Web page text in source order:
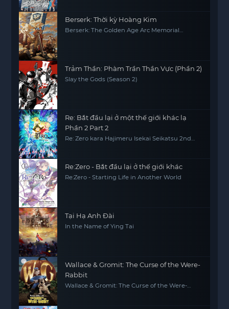
Berserk: Thời kỳ Hoàng Kim
Berserk: The Golden Age Arc Memorial
Trảm Thần: Phàm Trần Thần Vực (Phần 2)
Slay the Gods (Season 2)
Re: Bắt đầu lại ở một thế giới khác lạ
Phần 2 Part 2
Re: Zero kara Hajimeru Isekai Seikatsu 2nd
Re:Zero - Bắt đầu lại ở thế giới khác
Re:Zero - Starting Life in Another World
Tại Hạ Anh Đài
In the Name of Ying Tai
Wallace & Gromit: The Curse of the Were-
Rabbit
Wallace & Gromit: The Curse of the Were-